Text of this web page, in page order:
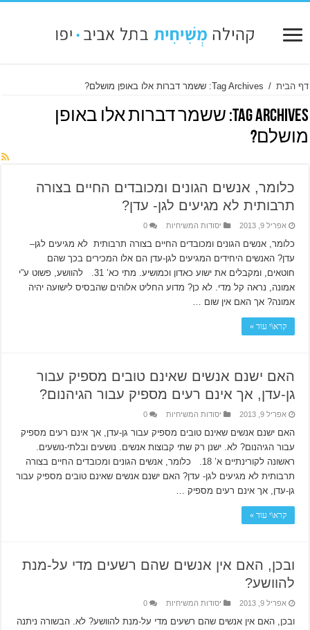
דף הבית / Tag Archives: ששמר דברות אלו באופן מושלם?
Tag Archives: ששמר דברות אלו באופן
מושלם?
כלומר, אנשים הגונים ומכובדים החיים בצורה
תרבותית לא מגיעים לגן- עדן?
אפריל 9, 2013 יסודות המשיחיות 0
כלומר, אנשים הגונים ומכובדים החיים בצורה תרבותית לא מגיעים לגן–
עדן? האנשים היחידים המגיעים לגן-עדן הם אלו המכירים בכך שהם
חוטאים, ומקבלים את ישוע כאדון וכמושיע. מתי כא’ 31. להוושע, פשוט ע”י
אמונה, נראה קל מדי. לא כן? מדוע החליט אלוהים שהבסיס לישועה יהיה
אמונה? אך האם אין שום …
קרא\י עוד »
האם ישנם אנשים שאינם טובים מספיק עבור
גן-עדן, אך אינם רעים מספיק עבור הגיהנום?
אפריל 9, 2013 יסודות המשיחיות 0
האם ישנם אנשים שאינם טובים מספיק עבור גן-עדן, אך אינם רעים מספיק
עבור הגיהנום? לא. ישנן רק שתי קבוצות אנשים. נושעים ובלתי-נושעים.
ראשונה לקורינתיים א’ 18. כלומר, אנשים הגונים ומכובדים החיים בצורה
תרבותית לא מגיעים לגן- עדן? האם ישנם אנשים שאינם טובים מספיק עבור
גן-עדן, אך אינם רעים מספיק …
קרא\י עוד »
ובכן, האם אין אנשים שהם רשעים מדי על-מנת
להוושע?
אפריל 9, 2013 יסודות המשיחיות 0
ובכן, האם אין אנשים שהם רשעים מדי על-מנת להוושע? לא. הבשורה ניתנה